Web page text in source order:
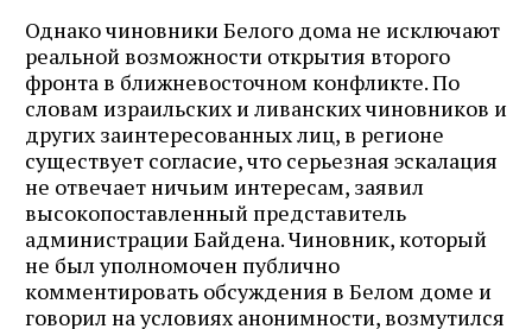
Однако чиновники Белого дома не исключают
реальной возможности открытия второго
фронта в ближневосточном конфликте. По
словам израильских и ливанских чиновников и
других заинтересованных лиц, в регионе
существует согласие, что серьезная эскалация
не отвечает ничьим интересам, заявил
высокопоставленный представитель
администрации Байдена. Чиновник, который
не был уполномочен публично
комментировать обсуждения в Белом доме и
говорил на условиях анонимности, возмутился